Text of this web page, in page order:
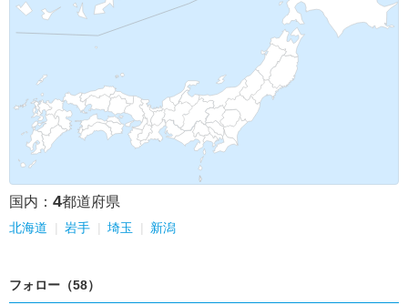
国内： 4都道府県
北海道 岩手 埼玉 新潟
フォロー（58）